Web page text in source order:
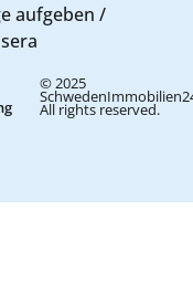
aufgeben /
© 2025
All rights reserved.